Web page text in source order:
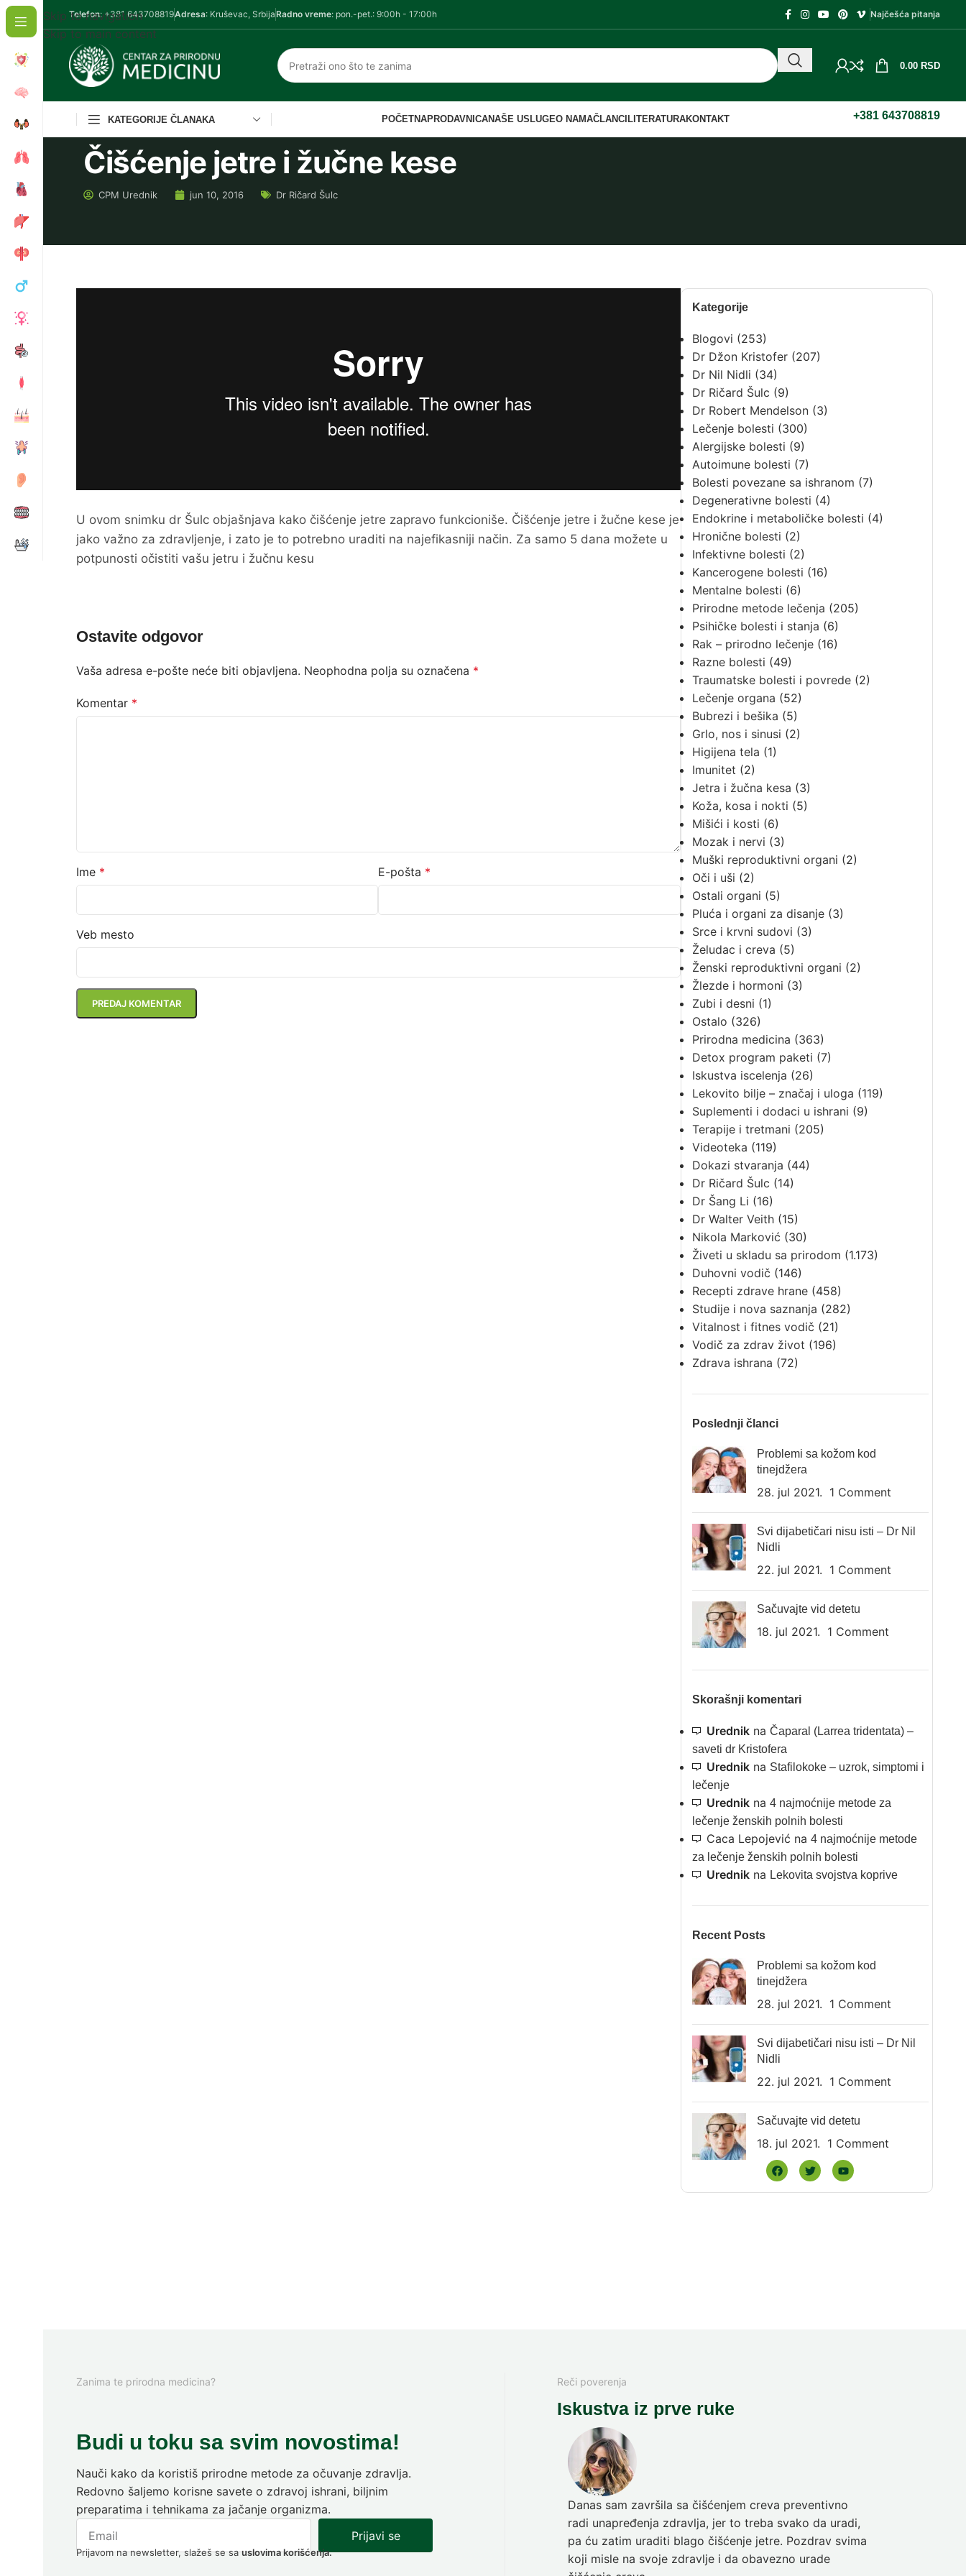
Skip to navigation
Skip to main content
Telefon: +381 643708819Adresa: Kruševac, SrbijaRadno vreme: pon.-pet.: 9:00h - 17:00h Najčešća pitanja
0.00 RSD
KATEGORIJE ČLANAKA POČETNAPRODAVNICANAŠE USLUGEO NAMAČLANCI LITERATURAKONTAKT +381 643708819
Čišćenje jetre i žučne kese
CPM Urednik jun 10, 2016 Dr Ričard Šulc
Kategorije
Blogovi (253)
Dr Džon Kristofer(207)
Dr Nil Nidli (34)
Dr Ričard Šulc (9)
Dr Robert Mendelson(3)
Lečenje bolesti (300)
Alergijske bolesti (9)
Autoimune bolesti (7)
Bolesti povezane sa ishranom (7)
Degenerativne bolesti (4)
Endokrine i metaboličke bolesti (4)
Hronične bolesti (2)
Infektivne bolesti (2)
Kancerogene bolesti (16)
Mentalne bolesti (6)
Prirodne metode lečenja (205)
Psihičke bolesti i stanja (6)
Rak – prirodno lečenje(16)
Razne bolesti (49)
Traumatske bolesti i povrede(2)
Lečenje organa (52)
Bubrezi i bešika (5)
Grlo, nos i sinusi (2)
Higijena tela (1)
Imunitet (2)
Jetra i žučna kesa (3)
Koža, kosa i nokti (5)
Mišići i kosti (6)
Mozak i nervi (3)
Muški reproduktivni organi (2)
Oči i uši (2)
Ostali organi (5)
Pluća i organi za disanje(3)
Srce i krvni sudovi (3)
Želudac i creva (5)
Ženski reproduktivni organi (2)
Žlezde i hormoni (3)
Zubi i desni (1)
Ostalo (326)
Prirodna medicina (363)
Detox program paketi (7)
Iskustva iscelenja (26)
Lekovito bilje – značaj i uloga (119)
Suplementi i dodaci u ishrani (9)
Terapije i tretmani (205)
Videoteka (119)
Dokazi stvaranja (44)
Dr Ričard Šulc (14)
Dr Šang Li (16)
Dr Walter Veith(15)
Nikola Marković (30)
Živeti u skladu sa prirodom (1.173)
Duhovni vodič (146)
Recepti zdrave hrane(458)
Studije i nova saznanja (282)
Vitalnost i fitnes vodič (21)
Vodič za zdrav život (196)
Zdrava ishrana (72)
Poslednji članci
Problemi sa kožom kod
tinejdžera
28. jul 2021. 1 Comment
Svi dijabetičari nisu isti – Dr Nil
Nidli
22. jul 2021. 1 Comment
Sačuvajte vid detetu
18. jul 2021. 1 Comment
Skorašnji komentari
Urednikna Čaparal (Larrea tridentata) –
saveti dr Kristofera
Urednikna Stafilokoke – uzrok, simptomi i
lečenje
Urednikna 4 najmoćnije metode za
lečenje ženskih polnih bolesti
Caca Lepojević na 4 najmoćnije metode
za lečenje ženskih polnih bolesti
Urednikna Lekovita svojstva koprive
Recent Posts
Problemi sa kožom kod
tinejdžera
28. jul 2021. 1 Comment
Svi dijabetičari nisu isti – Dr Nil
Nidli
22. jul 2021. 1 Comment
Sačuvajte vid detetu
18. jul 2021. 1 Comment
U ovom snimku dr Šulc objašnjava kako čišćenje jetre zapravo funkcioniše. Čišćenje jetre i žučne kese je
jako važno za zdravljenje, i zato je to potrebno uraditi na najefikasniji način. Za samo 5 dana možete u
potpunosti očistiti vašu jetru i žučnu kesu
Ostavite odgovor
Vaša adresa e-pošte neće biti objavljena. Neophodna polja su označena *
Komentar *
Ime * E-pošta *
Veb mesto
Zanima te prirodna medicina?
Budi u toku sa svim novostima!
Nauči kako da koristiš prirodne metode za očuvanje zdravlja.
Redovno šaljemo korisne savete o zdravoj ishrani, biljnim
preparatima i tehnikama za jačanje organizma.
Prijavi se
Prijavom na newsletter, slažeš se sauslovima korišćenja.
Reči poverenja
Iskustva iz prve ruke
Danas sam završila sa čišćenjem creva preventivno
radi unapređenja zdravlja, jer to treba svako da uradi,
pa ću zatim uraditi blago čišćenje jetre. Pozdrav svima
koji misle na svoje zdravlje i da obavezno urade